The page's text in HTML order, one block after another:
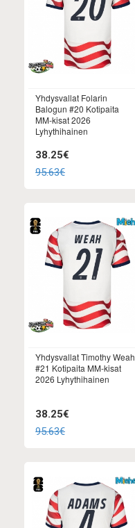
Yhdysvallat Folarin
Balogun #20 Kotipaita
MM-kisat 2026
Lyhythihainen
38.25€
95.63€
Yhdysvallat Timothy Weah
#21 Kotipaita MM-kisat
2026 Lyhythihainen
38.25€
95.63€